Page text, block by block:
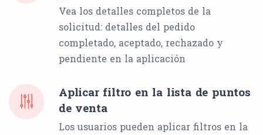
Vea los detalles completos de la
solicitud: detalles del pedido
completado, aceptado, rechazado y
pendiente en la aplicación
Aplicar filtro en la lista de puntos
de venta
Los usuarios pueden aplicar filtros en la